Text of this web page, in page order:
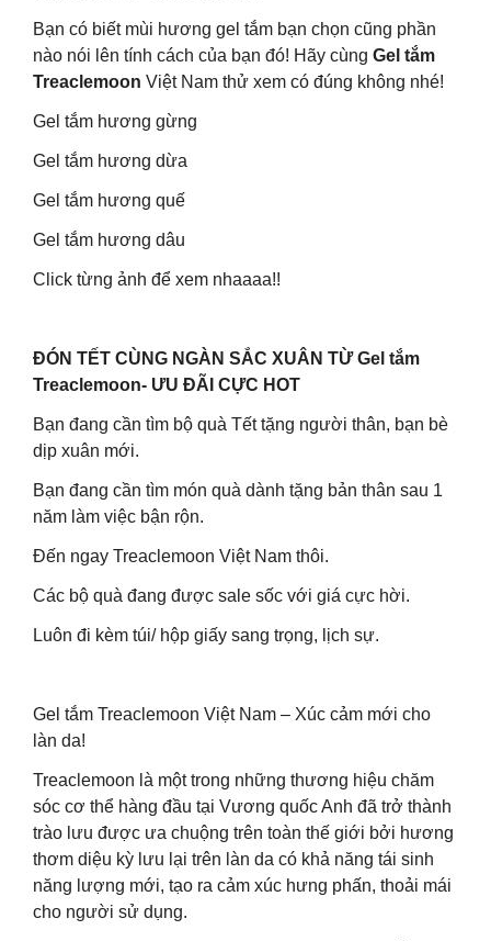
Bạn có biết mùi hương gel tắm bạn chọn cũng phần
nào nói lên tính cách của bạn đó! Hãy cùng Gel tắm
Treaclemoon Việt Nam thử xem có đúng không nhé!
Gel tắm hương gừng
Gel tắm hương dừa
Gel tắm hương quế
Gel tắm hương dâu
Click từng ảnh để xem nhaaaa!!
ĐÓN TẾT CÙNG NGÀN SẮC XUÂN TỪ Gel tắm
Treaclemoon- ƯU ĐÃI CỰC HOT
Bạn đang cần tìm bộ quà Tết tặng người thân, bạn bè
dịp xuân mới.
Bạn đang cần tìm món quà dành tặng bản thân sau 1
năm làm việc bận rộn.
Đến ngay Treaclemoon Việt Nam thôi.
Các bộ quà đang được sale sốc với giá cực hời.
Luôn đi kèm túi/ hộp giấy sang trọng, lịch sự.
Gel tắm Treaclemoon Việt Nam – Xúc cảm mới cho
làn da!
Treaclemoon là một trong những thương hiệu chăm
sóc cơ thể hàng đầu tại Vương quốc Anh đã trở thành
trào lưu được ưa chuộng trên toàn thế giới bởi hương
thơm diệu kỳ lưu lại trên làn da có khả năng tái sinh
năng lượng mới, tạo ra cảm xúc hưng phấn, thoải mái
cho người sử dụng.